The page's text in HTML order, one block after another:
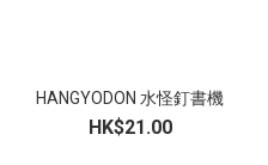
HANGYODON 水怪釘書機
HK$21.00